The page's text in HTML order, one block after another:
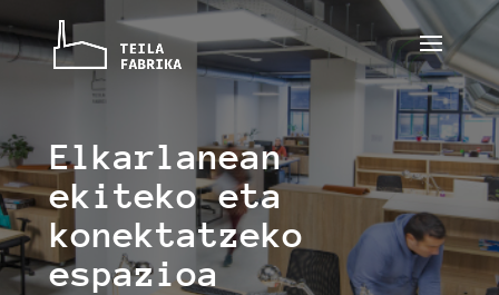
Elkarlanean
ekiteko eta
konektatzeko
espazioa